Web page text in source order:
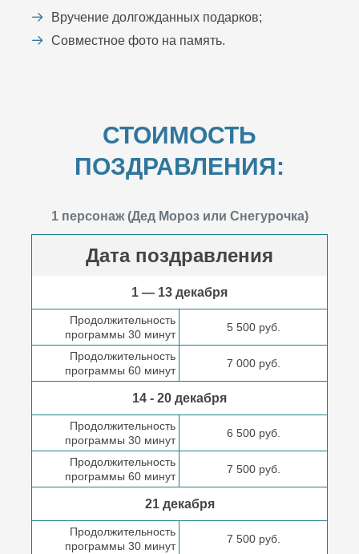
Вручение долгожданных подарков;
Совместное фото на память.
СТОИМОСТЬ
ПОЗДРАВЛЕНИЯ:
1 персонаж (Дед Мороз или Снегурочка)
Дата поздравления
1 — 13 декабря
Продолжительность
программы 30 минут
5 500 руб.
Продолжительность
программы 60 минут
7 000 руб.
14 - 20 декабря
Продолжительность
программы 30 минут
6 500 руб.
Продолжительность
программы 60 минут
7 500 руб.
21 декабря
Продолжительность
программы 30 минут
7 500 руб.